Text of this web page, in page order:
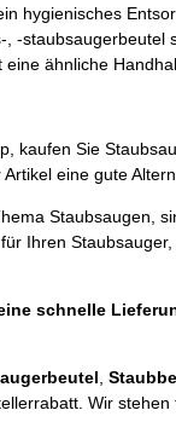
hygienisches
-staubsaugerbeutel
ähnliche
kaufen Sie
eine gute
Staubsaugen,
Ihren
schnelle
,
Wir